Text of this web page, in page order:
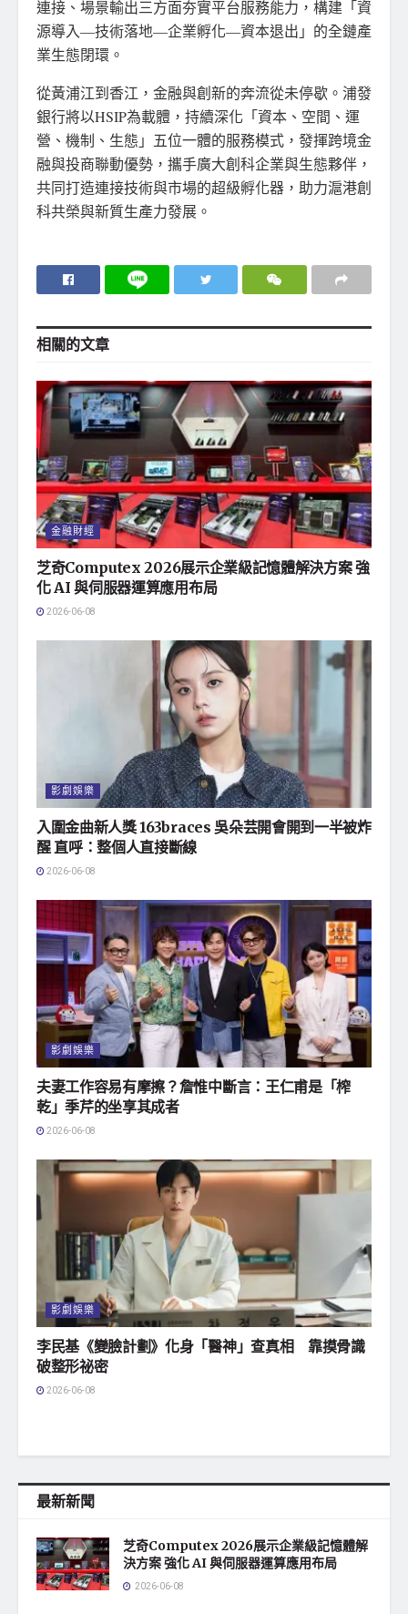
連接、場景輸出三方面夯實平台服務能力，構建「資
源導入—技術落地—企業孵化—資本退出」的全鏈產
業生態閉環。
從黃浦江到香江，金融與創新的奔流從未停歇。浦發
銀行將以HSIP為載體，持續深化「資本、空間、運
營、機制、生態」五位一體的服務模式，發揮跨境金
融與投商聯動優勢，攜手廣大創科企業與生態夥伴，
共同打造連接技術與市場的超級孵化器，助力滬港創
科共榮與新質生產力發展。
相關的文章
金融財經
芝奇Computex 2026展示企業級記憶體解決方案 強
化 AI 與伺服器運算應用布局
2026-06-08
影劇娛樂
入圍金曲新人獎 163braces 吳朵芸開會開到一半被炸
醒 直呼：整個人直接斷線
2026-06-08
影劇娛樂
夫妻工作容易有摩擦？詹惟中斷言：王仁甫是「榨
乾」季芹的坐享其成者
2026-06-08
影劇娛樂
李民基《變臉計劃》化身「醫神」查真相 靠摸骨識
破整形祕密
2026-06-08
最新新聞
芝奇Computex 2026展示企業級記憶體解
決方案 強化 AI 與伺服器運算應用布局
2026-06-08